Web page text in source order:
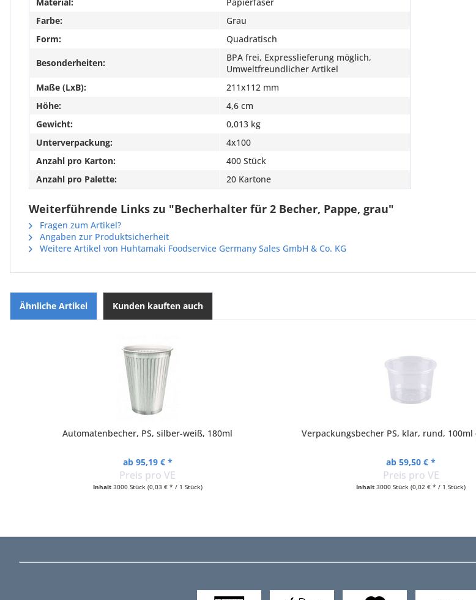
Farbe:
Grau
Form:
Quadratisch
Besonderheiten:
BPA frei, Expresslieferung möglich,
Umweltfreundlicher Artikel
Maße (LxB):
211x112 mm
Höhe:
4,6 cm
Gewicht:
0,013 kg
Unterverpackung:
4x100
Anzahl pro Karton:
400 Stück
Anzahl pro Palette:
20 Kartone
Weiterführende Links zu "Becherhalter für 2 Becher, Pappe, grau"
Fragen zum Artikel?
Angaben zur Produktsicherheit
Weitere Artikel von Huhtamaki Foodservice Germany Sales GmbH & Co. KG
Ähnliche Artikel Kunden kauften auch
Automatenbecher, PS, silber-weiß, 180ml
ab 95,19 € *
Preis pro VE
Inhalt 3000 Stück (0,03 € * / 1 Stück)
Verpackungsbecher PS, klar, rund, 100ml
ab 59,50 € *
Preis pro VE
Inhalt3000 Stück(0,02 € * / 1 Stück)